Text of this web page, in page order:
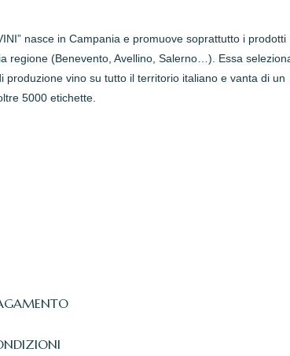
nasce in Campania e promuove soprattutto i prodotti
regione (Benevento, Avellino, Salerno…). Essa
produzione vino su tutto il territorio italiano e vanta di un
5000 etichette.